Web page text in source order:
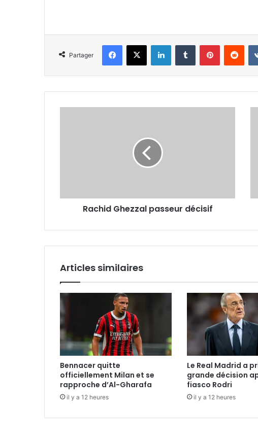
Partager
Facebook
X LinkedinTumblr Pinterest
Rachid Ghezzal passeur décisif
Articles similaires
Bennacer quitte
officiellement Milan et se
rapproche d’Al-Gharafa
il y a 12 heures
Le Real Madrid a
grande décision
fiasco Rodri
il y a 12 heures